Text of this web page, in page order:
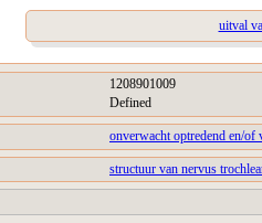
uitval
1208901009
Defined
onverwacht optredend en/of
structuur van nervus